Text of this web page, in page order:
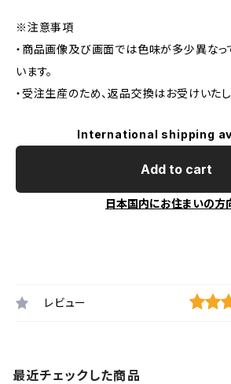
※注意事項
・商品画像及び画面では色味が多少異な
います。
・受注生産のため、返品交換はお受けいたし
International shipping
Add to cart
日本国内にお住まいの方
レビュー
最近チェックした商品